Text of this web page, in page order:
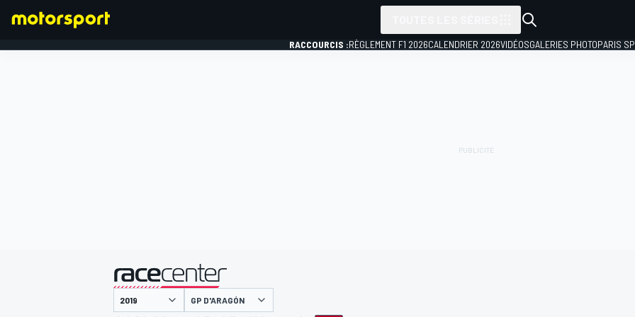
RACCOURCIS :RÈGLEMENT F1 2026CALENDRIER 2026VIDÉOSGALERIES PHOTOPARIS
présenté par
GP D'ARAGÓN